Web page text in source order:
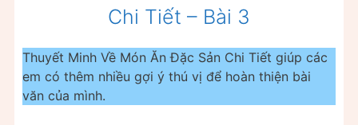
Chi Tiết – Bài 3
Thuyết Minh Về Món Ăn Đặc Sản Chi Tiết giúp các
em có thêm nhiều gợi ý thú vị để hoàn thiện bài
văn của mình.